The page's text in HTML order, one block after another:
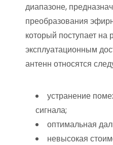
диапазоне,
преобразования
который поступает на
эксплуатационным
антенн относятся
устранение
сигнала;
оптимальная
невысокая